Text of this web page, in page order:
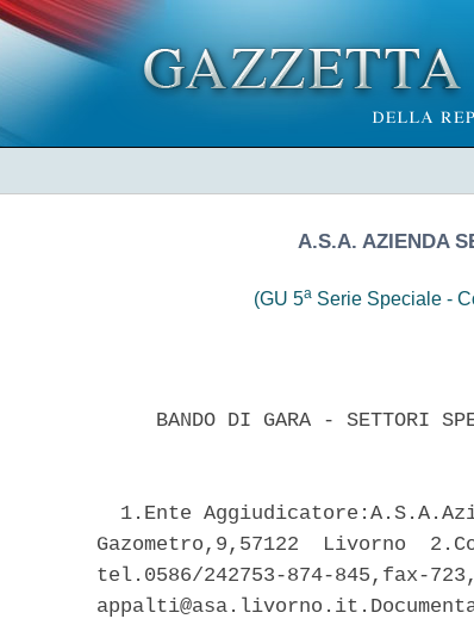
A.S.A. AZIENDA
(GU 5aSerie Speciale -
BANDO DI GARA - SETTORI
1.Ente
Gazometro,9,57122  Livorno
tel.0586/242753-874-845,fax-